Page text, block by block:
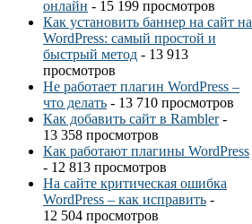
онлайн - 15 199 просмотров
Как установить баннер на сайт на
WordPress: самый простой и
быстрый метод - 13 913
просмотров
Не работает плагин WordPress –
что делать - 13 710 просмотров
Как добавить сайт в Rambler-
13 358 просмотров
Как работают плагины WordPress
- 12 813 просмотров
На сайте критическая ошибка
WordPress – как исправить -
12 504 просмотров